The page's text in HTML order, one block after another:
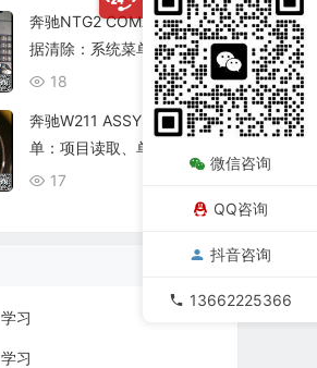
奔驰NTG2 COMAND个人数
据清除：系统菜单、恢复出
厂与结果确认
08/06
18
奔驰W211 ASSYST保养菜
单：项目读取、单项确认与
复位核查
17
学习
学习
微信咨询
QQ咨询
抖音咨询
13662225366